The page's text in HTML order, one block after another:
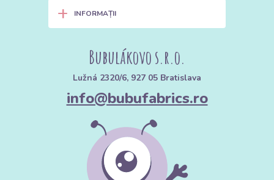
Țesătură de bază, cea mai răspândită, cu o legătură simplă tip
Fixă, nu este elastică, își păstrează bine forma.
Patchwork, lenjerii de pat, perne, sacoșe, măști, șorțuri,
De obicei între 120–145 g/m².
B. Poplin de bumbac
O versiune de bumbac mai fină și mai dens țesută.
+ INFORMAȚII
Bubulákovo s.r.o.
Lužná 2320/6, 927 05 Bratislava
info@bubufabrics.ro